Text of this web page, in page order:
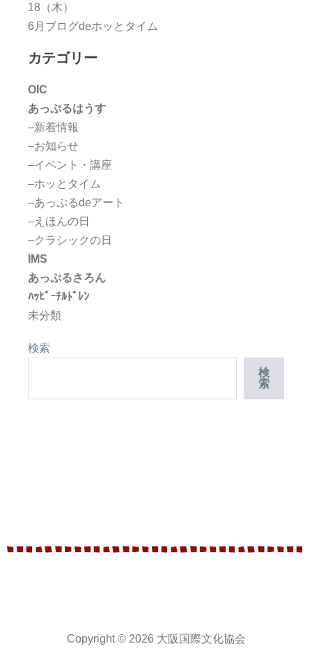
18（木）
6月ブログdeホッとタイム
カテゴリー
OIC
あっぷるはうす
–新着情報
–お知らせ
–イベント・講座
–ホッとタイム
–あっぷるdeアート
–えほんの日
–クラシックの日
IMS
あっぷるさろん
ﾊｯﾋﾟｰﾁﾙﾄﾞﾚﾝ
未分類
検索
検
索
Copyright © 2026 大阪国際文化協会